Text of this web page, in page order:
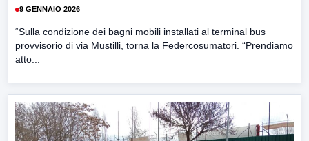
9 GENNAIO 2026
“Sulla condizione dei bagni mobili installati al terminal bus
provvisorio di via Mustilli, torna la Federcosumatori. “Prendiamo
atto...